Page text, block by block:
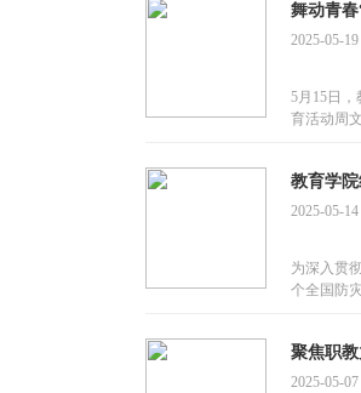
舞动青
2025-05-19
5月15日
育活动周
教育学
2025-05-14
为深入贯
个全国防
聚焦职
2025-05-07